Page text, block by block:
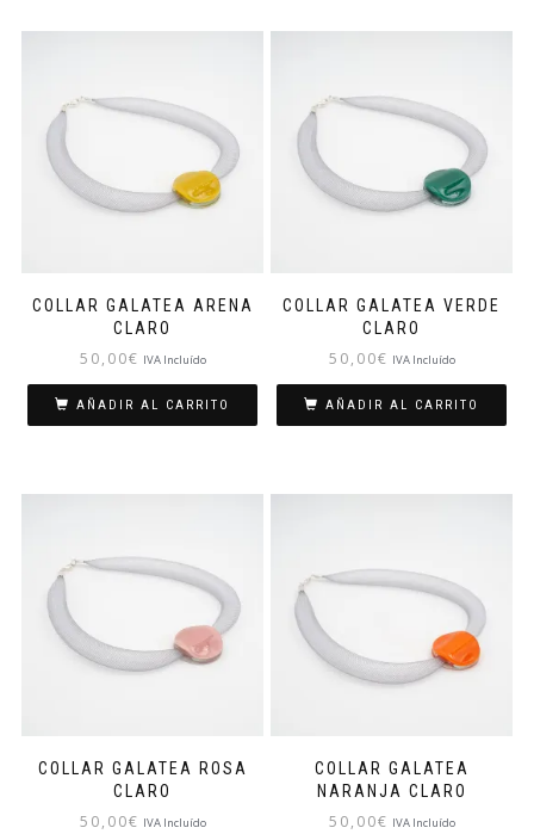
COLLAR GALATEA ARENA
CLARO
50,00€ IVA Incluído
AÑADIR AL CARRITO
COLLAR GALATEA VERDE
CLARO
50,00€ IVA Incluído
AÑADIR AL CARRITO
COLLAR GALATEA ROSA
CLARO
50,00€ IVA Incluído
COLLAR GALATEA
NARANJA CLARO
50,00€ IVA Incluído